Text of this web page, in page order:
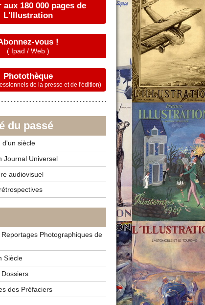
aux 180 000 pages de
L'Illustration
vous !
( Ipad / Web )
Photothèque
de la presse et de l'édition)
du passé
d'un siècle
Journal Universel
audiovisuel
Photographiques de
Siècle
des Préfaciers